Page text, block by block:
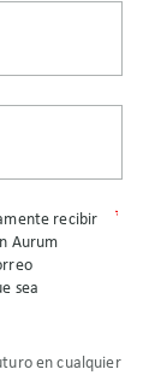
recibir
Aurum
sea
en cualquier